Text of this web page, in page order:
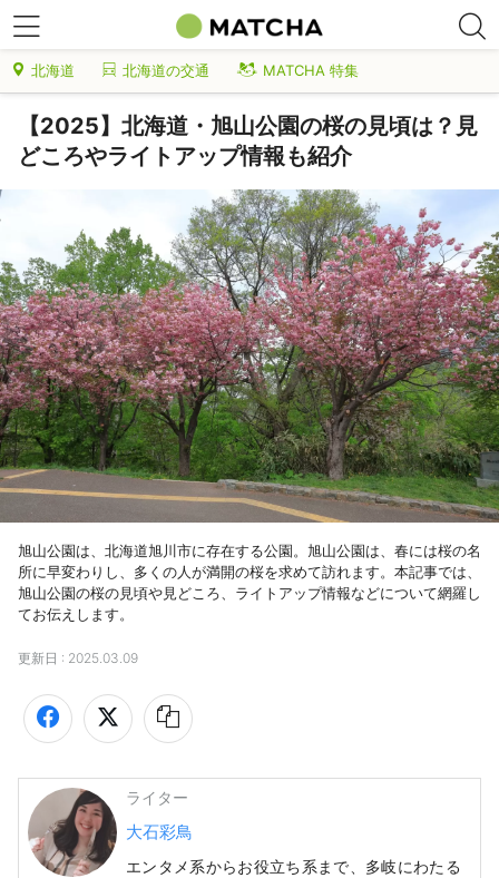
北海道 北海道の交通 MATCHA 特集
【2025】北海道・旭山公園の桜の見頃は？見
どころやライトアップ情報も紹介
旭山公園は、北海道旭川市に存在する公園。旭山公園は、春には桜の名
所に早変わりし、多くの人が満開の桜を求めて訪れます。本記事では、
旭山公園の桜の見頃や見どころ、ライトアップ情報などについて網羅し
てお伝えします。
更新日 : 2025.03.09
ライター
大石彩鳥
エンタメ系からお役立ち系まで、多岐にわたる